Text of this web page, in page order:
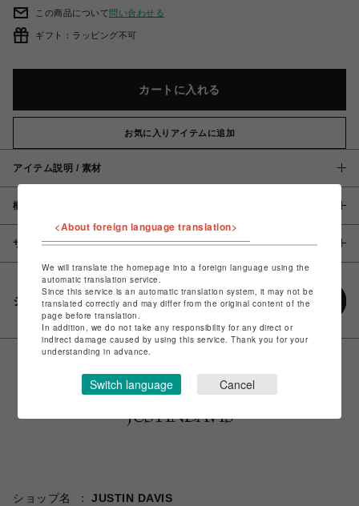
この商品について問い合わせる
ギフト：ラッピング不可
カートに入れる
お気に入りアイテムに追加
アイテム説明 / 素材
概要
サイズ
シェアする
ショップ名
JUSTIN DAVIS
<About foreign language translation>
We will translate the homepage into a foreign language using the
automatic translation service.
Since this service is an automatic translation system, it may not be
translated correctly and may differ from the original content of the
page before translation.
In addition, we do not take any responsibility for any direct or
indirect damage caused by using this service. Thank you for your
understanding in advance.
Switch language Cancel